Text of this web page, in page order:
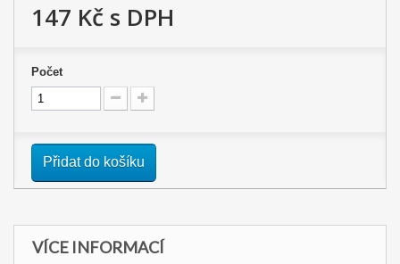
147 Kč s DPH
Počet
Přidat do košíku
VÍCE INFORMACÍ